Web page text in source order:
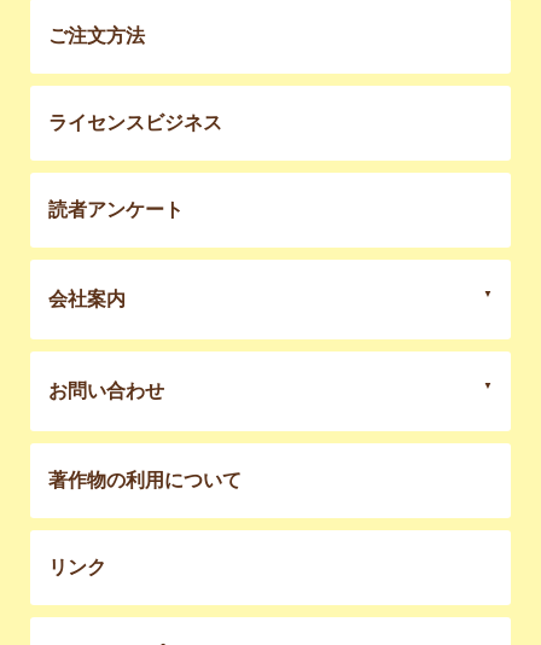
ご注文方法
ライセンスビジネス
読者アンケート
会社案内
お問い合わせ
著作物の利用について
リンク